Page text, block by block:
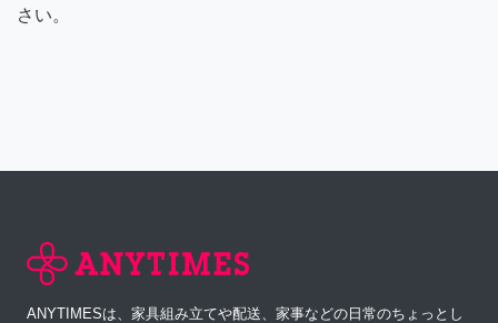
さい。
ANYTIMESは、家具組み立てや配送、家事などの日常のちょっとし